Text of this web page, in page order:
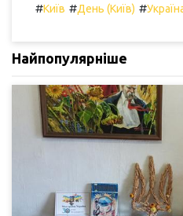
#Київ #День (Київ) #
Найпопулярніше